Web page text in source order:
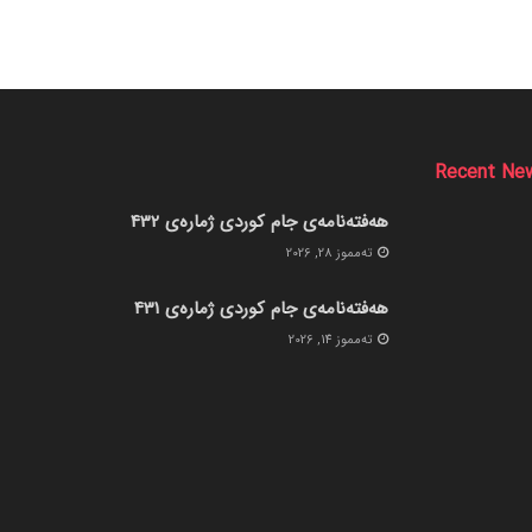
Recent
هەفتەنامەی جام کوردی ژمارەی 432
ته‌مموز 28, 2026
هەفتەنامەی جام کوردی ژمارەی 431
ته‌مموز 14, 2026